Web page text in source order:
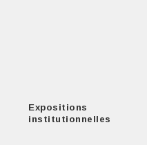
Expositions
institutionnelles